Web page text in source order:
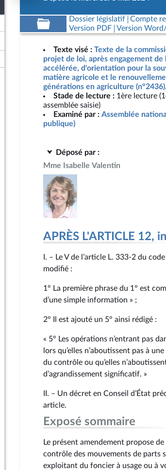
Date de dépôt
10 mai 2024
10 mai 2024
10 mai 2024
10 mai 2024
Dossier législatif Compte
Version PDF
Version
Texte visé : Texte de la
projet de loi, après engagement de
accélérée, d'orientation pour la
matière agricole et le
générations en agriculture
Stade de lecture : 1ère lecture
assemblée saisie)
Examiné par : Assemblée
publique)
Déposé par :
Mme Isabelle Valentin
APRÈS L'ARTICLE 12,
I. – Le V de l’article L. 333‑2 du
modifié :
1° La première phrase du 1° est
d’une simple information » ;
2° Il est ajouté un 5° ainsi rédigé :
« 5° Les opérations n’entrant pas
lors qu’elles n’aboutissent pas à
du contrôle ou qu’elles
d’agrandissement significatif. »
II. – Un décret en Conseil d’État
article.
Exposé sommaire
Le présent amendement propose
contrôle des mouvements de parts
exploitant du foncier à usage ou à